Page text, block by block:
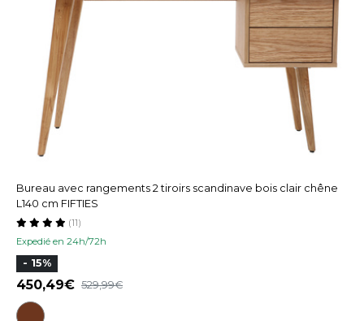
Bureau avec rangements 2 tiroirs scandinave bois clair chêne
L140 cm FIFTIES
Expedié en 24h/72h
(11)
- 15%
450,49 529,99